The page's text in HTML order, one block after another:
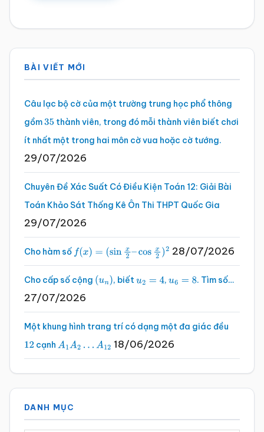
Sidebar
chính
BÀI VIẾT MỚI
Câu lạc bộ cờ của một trường trung học phổ thông
gồm35 thành viên, trong đó mỗi thành viên biết chơi
ít nhất một trong hai môn cờ vua hoặc cờ tướng.
29/07/2026
Chuyên Đề Xác Suất Có Điều Kiện Toán 12: Giải Bài
Toán Khảo Sát Thống Kê Ôn Thi THPT Quốc Gia
29/07/2026
Cho hàm số f(x)=(sinx2 –cosx2 )2 28/07/2026
Cho cấp số cộng (un), biếtu2 =4 , u6 =8 . Tìm số…
27/07/2026
Một khung hình trang trí có dạng một đa giác đều
12 cạnh A1A2…A 12 18/06/2026
DANH MỤC